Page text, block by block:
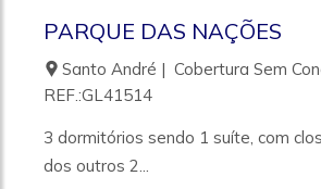
PARQUE DAS NAÇÕES
Santo André | Cobertura Sem
REF.:GL41514
3 dormitórios sendo 1 suíte, com
dos outros 2...